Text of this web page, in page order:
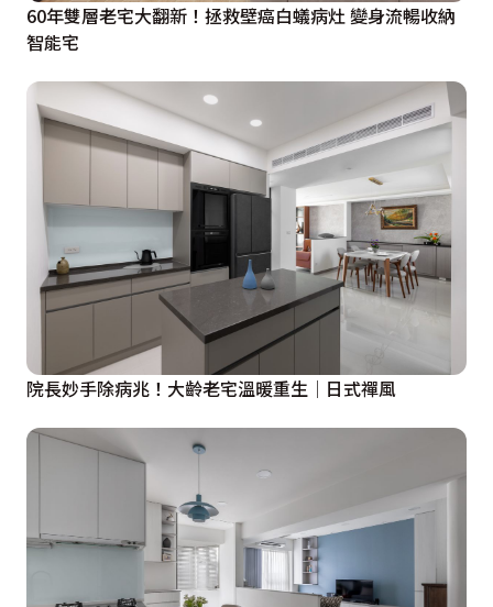
60年雙層老宅大翻新！拯救壁癌白蟻病灶 變身流暢收納
智能宅
院長妙手除病兆！大齡老宅溫暖重生│日式禪風